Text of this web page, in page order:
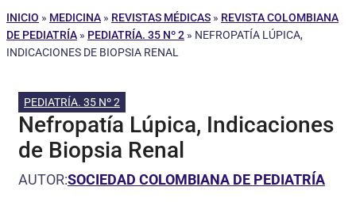
INICIO » MEDICINA » REVISTAS MÉDICAS » REVISTA COLOMBIANA
DE PEDIATRÍA » PEDIATRÍA. 35 Nº 2 » NEFROPATÍA LÚPICA,
INDICACIONES DE BIOPSIA RENAL
PEDIATRÍA. 35 Nº 2
Nefropatía Lúpica, Indicaciones
de Biopsia Renal
AUTOR:SOCIEDAD COLOMBIANA DE PEDIATRÍA